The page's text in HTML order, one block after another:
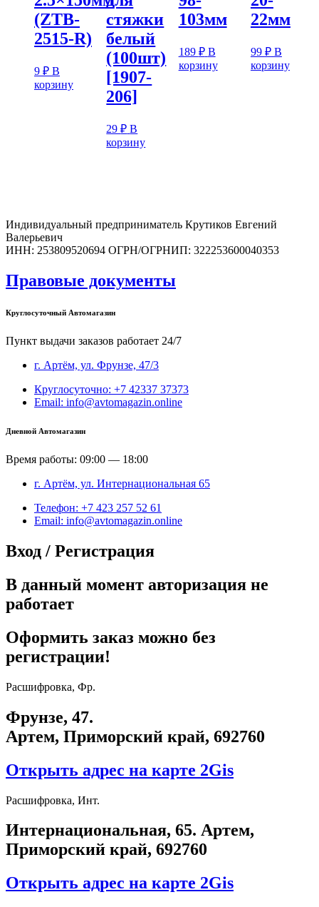
(ZTB-
2515-R)
9 ₽ В
корзину
стяжки
белый
(100шт)
[1907-
206]
29₽ В
корзину
103мм
189 ₽ В
корзину
22мм
99 ₽ В
корзину
Индивидуальный предприниматель Крутиков Евгений
Валерьевич
ИНН: 253809520694 ОГРН/ОГРНИП: 322253600040353
Правовые документы
Круглосуточный Автомагазин
Пункт выдачи заказов работает 24/7
г. Артём, ул. Фрунзе, 47/3
Круглосуточно: +7 42337 37373
Email: info@avtomagazin.online
Дневной Автомагазин
Время работы: 09:00 — 18:00
г. Артём, ул. Интернациональная 65
Телефон: +7 423 257 52 61
Email: info@avtomagazin.online
Вход / Регистрация
В данный момент авторизация не
работает
Оформить заказ можно без
регистрации!
Расшифровка, Фр.
Фрунзе, 47.
Артем, Приморский край, 692760
Открыть адрес на карте 2Gis
Расшифровка, Инт.
​Интернациональная, 65​. Артем,
Приморский край, 692760
Открыть адрес на карте 2Gis